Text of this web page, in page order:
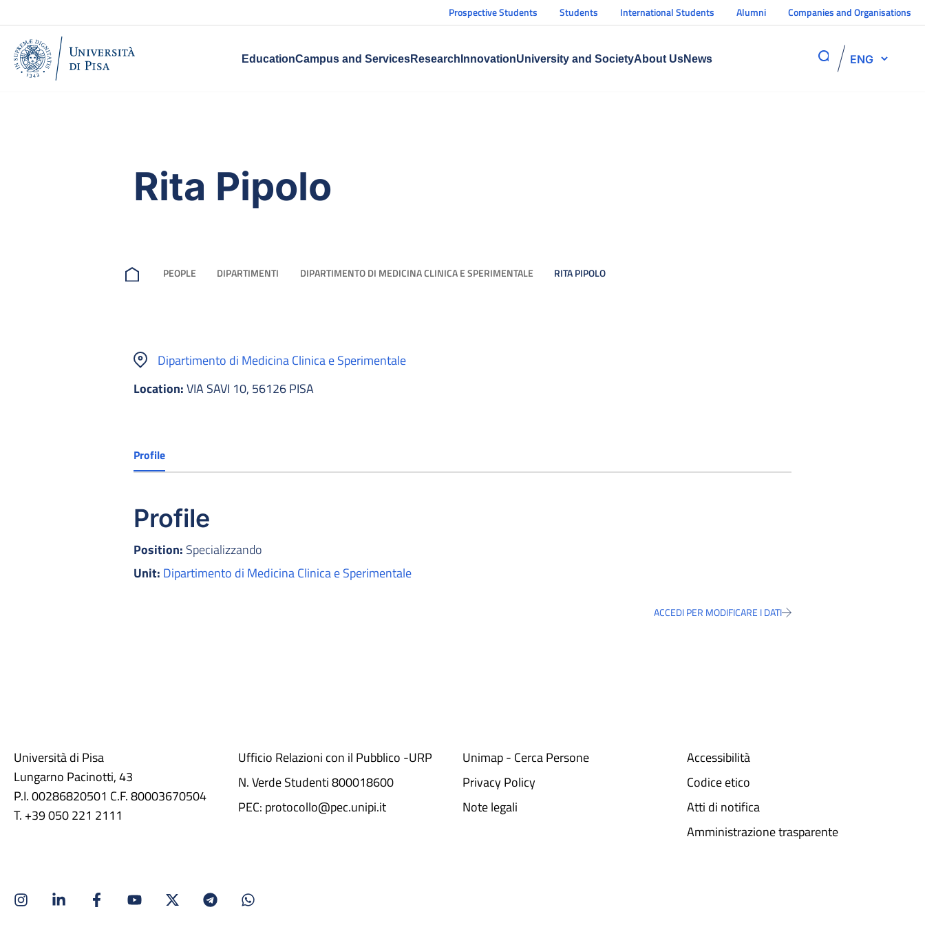
Prospective Students Students International Students Alumni Companies and Organisations
EducationCampus and ServicesResearch InnovationUniversity and SocietyAbout UsNews ENG
Rita Pipolo
PEOPLE DIPARTIMENTI DIPARTIMENTO DI MEDICINA CLINICA E SPERIMENTALE RITA PIPOLO
Dipartimento di Medicina Clinica e Sperimentale
Location:VIA SAVI 10, 56126 PISA
Profile
Profile
Position: Specializzando
Unit: Dipartimento di Medicina Clinica e Sperimentale
ACCEDI PER MODIFICARE I DATI
Università di Pisa
Lungarno Pacinotti, 43
P.I. 00286820501 C.F. 80003670504
T. +39 050 221 2111
Ufficio Relazioni con il Pubblico -URP
N. Verde Studenti 800018600​
PEC: protocollo@pec.unipi.it
Unimap - Cerca Persone
Privacy Policy
Note legali
Accessibilità
Codice etico
Atti di notifica
Amministrazione trasparente